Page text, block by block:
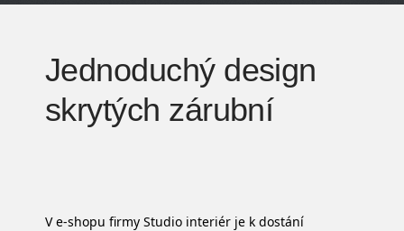
Jednoduchý design
skrytých zárubní
V e-shopu firmy Studio interiér je k dostání